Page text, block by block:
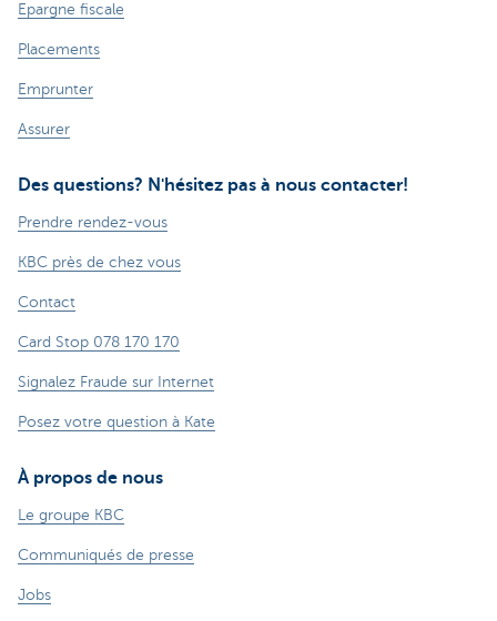
Epargne fiscale
Placements
Emprunter
Assurer
Des questions? N'hésitez pas à nous contacter!
Prendre rendez-vous
KBC près de chez vous
Contact
Card Stop 078 170 170
Signalez Fraude sur Internet
Posez votre question à Kate
À propos de nous
Le groupe KBC
Communiqués de presse
Jobs